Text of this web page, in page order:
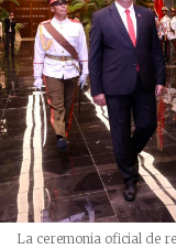
La ceremonia oficial de